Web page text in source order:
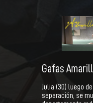
Gafas
Julia (30) luego
separación, se